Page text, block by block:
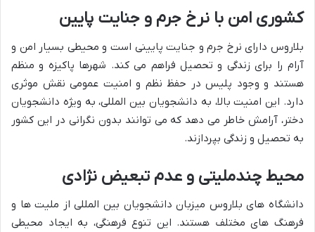
کشوری امن با نرخ جرم و جنایت پایین
بلاروس دارای نرخ جرم و جنایت پایینی است و محیطی بسیار امن و
آرام را برای زندگی و تحصیل فراهم می کند. شهرها پاکیزه و منظم
هستند و وجود پلیس در حفظ نظم و امنیت عمومی نقش موثری
دارد. این امنیت بالا، به دانشجویان بین المللی، به ویژه دانشجویان
دختر، آرامش خاطر می دهد که می توانند بدون نگرانی در این کشور
به تحصیل و زندگی بپردازند.
محیط چندملیتی و عدم تبعیض نژادی
دانشگاه های بلاروس میزبان دانشجویان بین المللی از ملیت ها و
فرهنگ های مختلف هستند. این تنوع فرهنگی، به ایجاد محیطی